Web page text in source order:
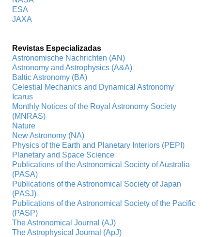
ESA
JAXA
Revistas Especializadas
Astronomische Nachrichten (AN)
Astronomy and Astrophysics (A&A)
Baltic Astronomy (BA)
Celestial Mechanics and Dynamical Astronomy
Icarus
Monthly Notices of the Royal Astronomy Society
(MNRAS)
Nature
New Astronomy (NA)
Physics of the Earth and Planetary Interiors (PEPI)
Planetary and Space Science
Publications of the Astronomical Society of Australia
(PASA)
Publications of the Astronomical Society of Japan
(PASJ)
Publications of the Astronomical Society of the Pacific
(PASP)
The Astronomical Journal (AJ)
The Astrophysical Journal (ApJ)